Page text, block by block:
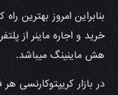
بنابراین امروز بهترین
خرید و اجاره ماینر از
هش ماینینگ میباشد.
در بازار کریپتوکارنسی